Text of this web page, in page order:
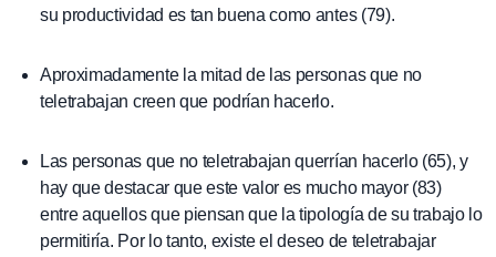
su productividad es tan buena como antes (79).
Aproximadamente la mitad de las personas que no
teletrabajan creen que podrían hacerlo.
Las personas que no teletrabajan querrían hacerlo (65), y
hay que destacar que este valor es mucho mayor (83)
entre aquellos que piensan que la tipología de su trabajo lo
permitiría. Por lo tanto, existe el deseo de teletrabajar